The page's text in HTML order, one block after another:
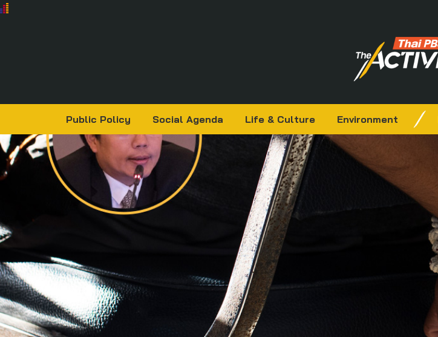
Public Policy Social Agenda Life & Culture Environment